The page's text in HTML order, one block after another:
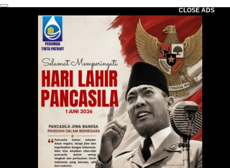
CLOSE ADS